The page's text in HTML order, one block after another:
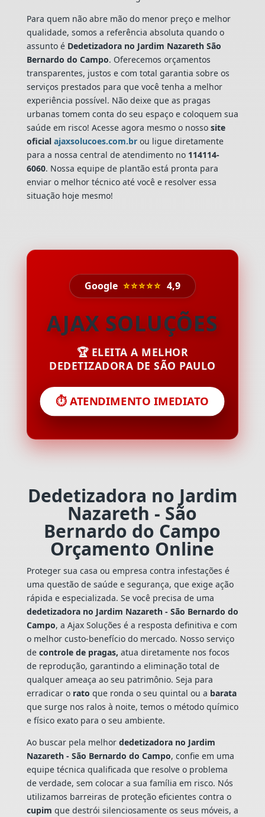
Para quem não abre mão do menor preço e melhor
qualidade, somos a referência absoluta quando o
assunto é Dedetizadora no Jardim Nazareth São
Bernardo do Campo. Oferecemos orçamentos
transparentes, justos e com total garantia sobre os
serviços prestados para que você tenha a melhor
experiência possível. Não deixe que as pragas
urbanas tomem conta do seu espaço e coloquem sua
saúde em risco! Acesse agora mesmo o nossosite
oficial ajaxsolucoes.com.brou ligue diretamente
para a nossa central de atendimento no 114114-
6060. Nossa equipe de plantão está pronta para
enviar o melhor técnico até você e resolver essa
situação hoje mesmo!
Google ⭐⭐⭐⭐⭐ 4,9
AJAX SOLUÇÕES
🏆 ELEITA A MELHOR
DEDETIZADORA DE SÃO PAULO
⏱️ ATENDIMENTO IMEDIATO
Dedetizadora no Jardim
Nazareth - São
Bernardo do Campo
Orçamento Online
Proteger sua casa ou empresa contra infestações é
uma questão de saúde e segurança, que exige ação
rápida e especializada. Se você precisa de uma
dedetizadora no Jardim Nazareth - São Bernardo do
Campo, a Ajax Soluções é a resposta definitiva e com
o melhor custo-benefício do mercado. Nosso serviço
de controle de pragas, atua diretamente nos focos
de reprodução, garantindo a eliminação total de
qualquer ameaça ao seu patrimônio. Seja para
erradicar o rato que ronda o seu quintal ou a barata
que surge nos ralos à noite, temos o método químico
e físico exato para o seu ambiente.
Ao buscar pela melhor dedetizadora no Jardim
Nazareth - São Bernardo do Campo, confie em uma
equipe técnica qualificada que resolve o problema
de verdade, sem colocar a sua família em risco. Nós
utilizamos barreiras de proteção eficientes contra o
cupim que destrói silenciosamente os seus móveis, a